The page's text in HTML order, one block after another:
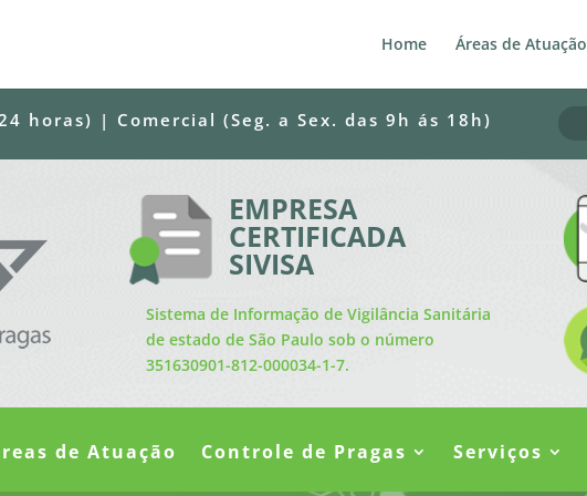
Home Áreas de Atuação
horas) | Comercial (Seg. a Sex. das 9h ás 18h)
EMPRESA
CERTIFICADA
SIVISA
Sistema de Informação de Vigilância Sanitária
de estado de São Paulo sob o número
351630901-812-000034-1-7.
de Atuação Controle de Pragas Serviços